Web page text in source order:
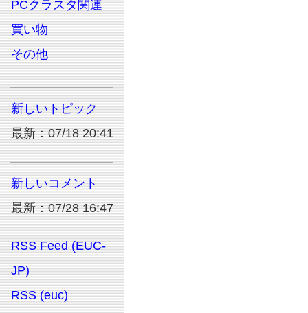
PCクラスタ関連
買い物
その他
新しいトピック
最新：07/18 20:41
新しいコメント
最新：07/28 16:47
RSS Feed (EUC-
JP)
RSS (euc)